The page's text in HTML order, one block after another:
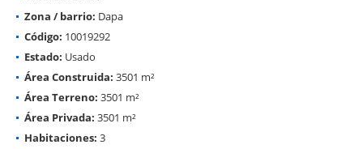
Zona / barrio: Dapa
Código: 10019292
Estado: Usado
Área Construida: 3501 m²
Área Terreno: 3501 m²
Área Privada: 3501 m²
Habitaciones: 3